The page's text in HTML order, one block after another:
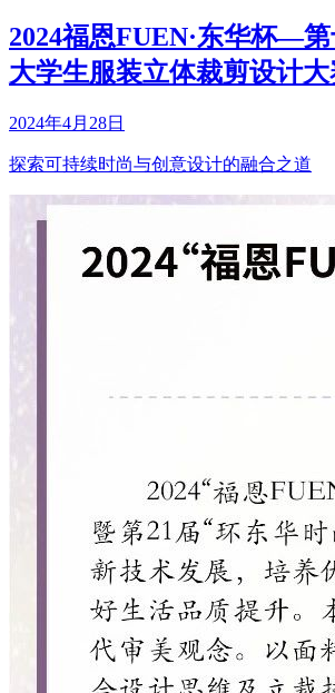
2024福恩FUEN·东华杯—
大学生服装立体裁剪设计
2024年4月28日
探索可持续时尚与创意设计的融合之道